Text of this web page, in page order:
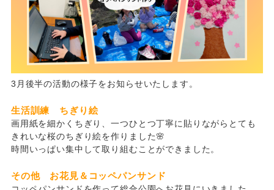
3月後半の活動の様子をお知らせいたします。
生活訓練 ちぎり絵
画用紙を細かくちぎり、一つひとつ丁寧に貼りながらとても
きれいな桜のちぎり絵を作りました🌸
時間いっぱい集中して取り組むことができました。
その他 お花見＆コッペパンサンド